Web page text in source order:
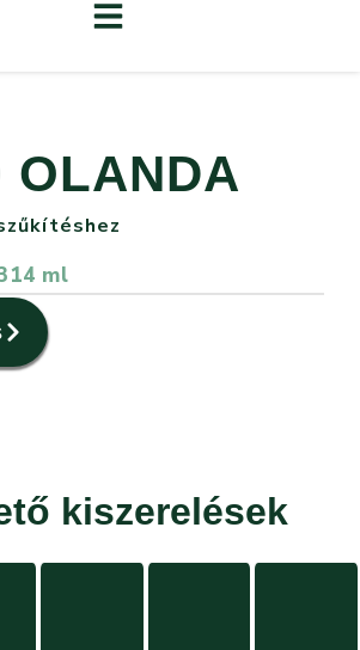
OLANDA
ml
kiszerelések